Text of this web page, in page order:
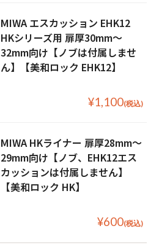
MIWA エスカッション EHK12
HKシリーズ用 扉厚30mm〜
32mm向け【ノブは付属しませ
ん】【美和ロック EHK12】
¥1,100(税込)
MIWA HKライナー 扉厚28mm〜
29mm向け【ノブ、EHK12エス
カッションは付属しません】
【美和ロック HK】
¥600(税込)